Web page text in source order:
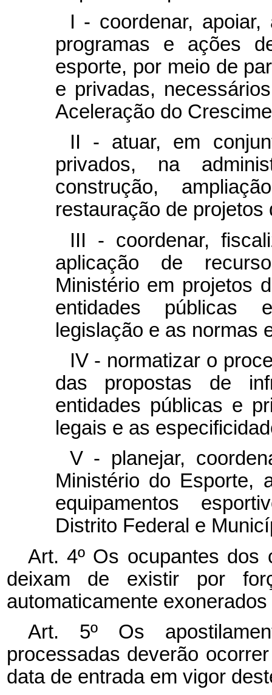
I - coordenar, apoiar,
programas e ações
esporte, por meio de
e privadas,
Aceleração do
II - atuar, em
privados, na
construção,
restauração de
III - coordenar,
aplicação de
Ministério em projetos
entidades públicas
legislação e as normas
IV - normatizar o
das propostas de
entidades públicas e
legais e as
V - planejar,
Ministério do Esporte,
equipamentos
Distrito Federal e
Art. 4º Os ocupantes dos
deixam de existir por
automaticamente
Art. 5º Os
processadas deverão
data de entrada em vigor